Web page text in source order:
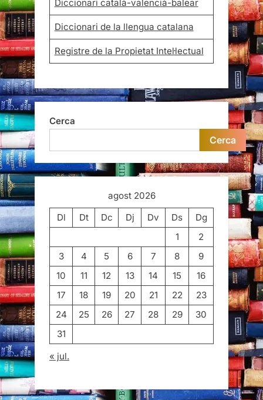
Diccionari català-valencià-balear
Diccionari de la llengua catalana
Registre de la Propietat Intel·lectual
Cerca
Cerca
agost 2026
Dl
Dt Dc Dj Dv Ds
Dg
1
2
3
4 5 6 7 8
9
10
11 12 13 14 15
16
17
18 19 20 21 22
23
24
25 26 27 28 29
30
31
« jul.